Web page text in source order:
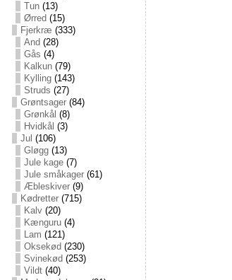
Tun(13)
Ørred (15)
Fjerkræ (333)
And (28)
Gås (4)
Kalkun(79)
Kylling(143)
Struds (27)
Grøntsager(84)
Grønkål (8)
Hvidkål (3)
Jul (106)
Gløgg(13)
Jule kage(7)
Jule småkager(61)
Æbleskiver(9)
Kødretter(715)
Kalv(20)
Kænguru(4)
Lam (121)
Oksekød (230)
Svinekød (253)
Vildt(40)